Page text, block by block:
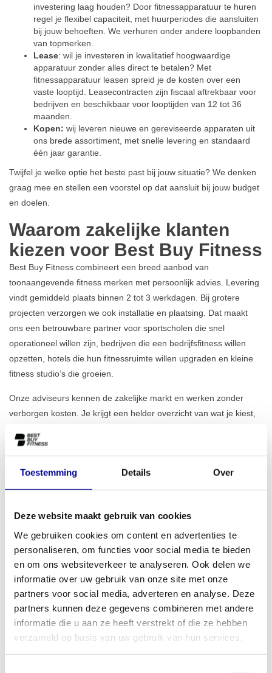
Toestemming Details Over
Deze website maakt gebruik van cookies
We gebruiken cookies om content en advertenties te
personaliseren, om functies voor social media te bieden
en om ons websiteverkeer te analyseren. Ook delen we
informatie over uw gebruik van onze site met onze
partners voor social media, adverteren en analyse. Deze
partners kunnen deze gegevens combineren met andere
informatie die u aan ze heeft verstrekt of die ze hebben
verzameld op basis van uw gebruik van hun services.
investering laag houden? Door fitnessapparatuur te huren
regel je flexibel capaciteit, met huurperiodes die aansluiten
bij jouw behoeften. We verhuren onder andere loopbanden
van topmerken.
Lease: wil je investeren in kwalitatief hoogwaardige
apparatuur zonder alles direct te betalen? Met
fitnessapparatuur leasen spreid je de kosten over een
vaste looptijd. Leasecontracten zijn fiscaal aftrekbaar voor
bedrijven en beschikbaar voor looptijden van 12 tot 36
maanden.
Kopen: wij leveren nieuwe en gereviseerde apparaten uit
ons brede assortiment, met snelle levering en standaard
één jaar garantie.
Twijfel je welke optie het beste past bij jouw situatie? We denken
graag mee en stellen een voorstel op dat aansluit bij jouw budget
en doelen.
Waarom zakelijke klanten
kiezen voor Best Buy Fitness
Best Buy Fitness combineert een breed aanbod van
toonaangevende fitness merken met persoonlijk advies. Levering
vindt gemiddeld plaats binnen 2 tot 3 werkdagen. Bij grotere
projecten verzorgen we ook installatie en plaatsing. Dat maakt
ons een betrouwbare partner voor sportscholen die snel
operationeel willen zijn, bedrijven die een bedrijfsfitness willen
opzetten, hotels die hun fitnessruimte willen upgraden en kleine
fitness studio’s die groeien.
Onze adviseurs kennen de zakelijke markt en werken zonder
verborgen kosten. Je krijgt een helder overzicht van wat je kiest,
Neem contact op voor
zakelijk advies op maat
Wil je weten wat Best Buy Fitness voor jouw bedrijf of sportschool
mailen of het contactformulier invullen voor een vrijblijvend
gesprek. We reageren binnen één werkdag.
Stuur een e-mail
Bel direct
Neem contact op